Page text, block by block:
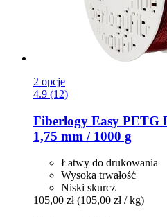
2 opcje
4.9 (12)
Fiberlogy Easy PETG
1,75 mm / 1000 g
Łatwy do drukowania
Wysoka trwałość
Niski skurcz
105,00 zł (105,00 zł / kg)